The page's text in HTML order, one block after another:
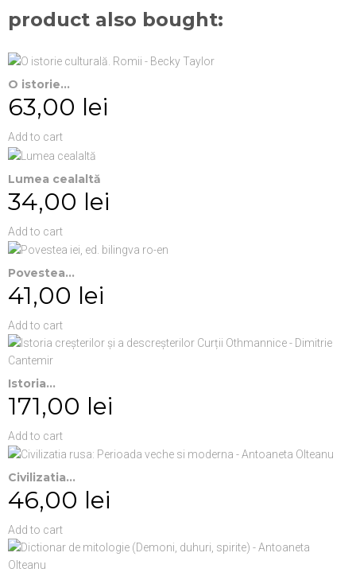
product also bought:
O istorie...
63,00 lei
Add to cart
Lumea cealaltă
34,00 lei
Add to cart
Povestea...
41,00 lei
Add to cart
Istoria...
171,00 lei
Add to cart
Civilizatia...
46,00 lei
Add to cart